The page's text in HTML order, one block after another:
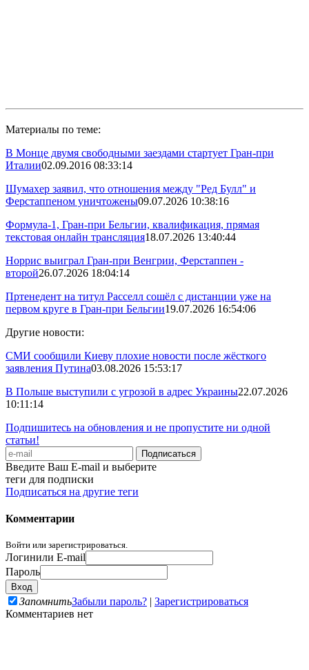
Материалы по теме:
В Монце двумя свободными заездами стартует Гран-при
Италии02.09.2016 08:33:14
Шумахер заявил, что отношения между "Ред Булл" и
Ферстаппеном уничтожены09.07.2026 10:38:16
Формула-1, Гран-при Бельгии, квалификация, прямая
текстовая онлайн трансляция18.07.2026 13:40:44
Норрис выиграл Гран-при Венгрии, Ферстаппен -
второй26.07.2026 18:04:14
Пртенедент на титул Расселл сошёл с дистанции уже на
первом круге в Гран-при Бельгии19.07.2026 16:54:06
Другие новости:
СМИ сообщили Киеву плохие новости после жёсткого
заявления Путина03.08.2026 15:53:17
В Польше выступили с угрозой в адрес Украины22.07.2026
10:11:14
Подпишитесь на обновления и не пропустите ни одной
статьи!
Введите Ваш E-mail и выберите
теги для подписки
Подписаться на другие теги
Комментарии
Войти или зарегистрироваться.
Логинили E-mail
Пароль
ЗапомнитьЗабыли пароль? | Зарегистрироваться
Комментариев нет